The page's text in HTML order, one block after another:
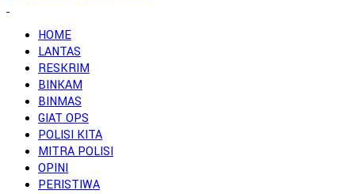
HOME
LANTAS
RESKRIM
BINKAM
BINMAS
GIAT OPS
POLISI KITA
MITRA POLISI
OPINI
PERISTIWA